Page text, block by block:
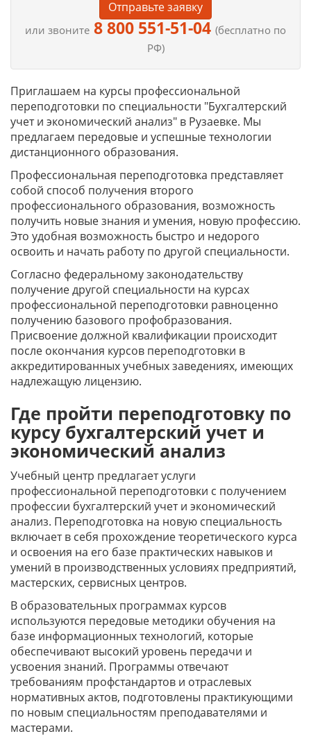
Отправьте заявку
или звоните 8 800 551-51-04 (бесплатно по
РФ)
Приглашаем на курсы профессиональной
переподготовки по специальности "Бухгалтерский
учет и экономический анализ" в Рузаевке. Мы
предлагаем передовые и успешные технологии
дистанционного образования.
Профессиональная переподготовка представляет
собой способ получения второго
профессионального образования, возможность
получить новые знания и умения, новую профессию.
Это удобная возможность быстро и недорого
освоить и начать работу по другой специальности.
Согласно федеральному законодательству
получение другой специальности на курсах
профессиональной переподготовки равноценно
получению базового профобразования.
Присвоение должной квалификации происходит
после окончания курсов переподготовки в
аккредитированных учебных заведениях, имеющих
надлежащую лицензию.
Где пройти переподготовку по
курсу бухгалтерский учет и
экономический анализ
Учебный центр предлагает услуги
профессиональной переподготовки с получением
профессии бухгалтерский учет и экономический
анализ. Переподготовка на новую специальность
включает в себя прохождение теоретического курса
и освоения на его базе практических навыков и
умений в производственных условиях предприятий,
мастерских, сервисных центров.
В образовательных программах курсов
используются передовые методики обучения на
базе информационных технологий, которые
обеспечивают высокий уровень передачи и
усвоения знаний. Программы отвечают
требованиям профстандартов и отраслевых
нормативных актов, подготовлены практикующими
по новым специальностям преподавателями и
мастерами.